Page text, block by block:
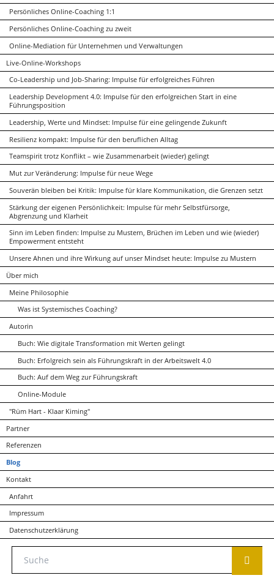
Persönliches Online-Coaching 1:1
Persönliches Online-Coaching zu zweit
Online-Mediation für Unternehmen und Verwaltungen
Live-Online-Workshops
Co-Leadership und Job-Sharing: Impulse für erfolgreiches Führen
Leadership Development 4.0: Impulse für den erfolgreichen Start in eine
Führungsposition
Leadership, Werte und Mindset: Impulse für eine gelingende Zukunft
Resilienz kompakt: Impulse für den beruflichen Alltag
Teamspirit trotz Konflikt – wie Zusammenarbeit (wieder) gelingt
Mut zur Veränderung: Impulse für neue Wege
Souverän bleiben bei Kritik: Impulse für klare Kommunikation, die Grenzen setzt
Stärkung der eigenen Persönlichkeit: Impulse für mehr Selbstfürsorge,
Abgrenzung und Klarheit
Sinn im Leben finden: Impulse zu Mustern, Brüchen im Leben und wie (wieder)
Empowerment entsteht
Unsere Ahnen und ihre Wirkung auf unser Mindset heute: Impulse zu Mustern
Über mich
Meine Philosophie
Was ist Systemisches Coaching?
Autorin
Buch: Wie digitale Transformation mit Werten gelingt
Buch: Erfolgreich sein als Führungskraft in der Arbeitswelt 4.0
Buch: Auf dem Weg zur Führungskraft
Online-Module
"Rüm Hart - Klaar Kiming"
Partner
Referenzen
Blog
Kontakt
Anfahrt
Impressum
Datenschutzerklärung